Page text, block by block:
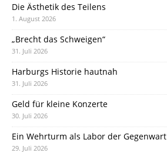
Die Ästhetik des Teilens
1. August 2026
„Brecht das Schweigen“
31. Juli 2026
Harburgs Historie hautnah
31. Juli 2026
Geld für kleine Konzerte
30. Juli 2026
Ein Wehrturm als Labor der Gegenwart
29. Juli 2026